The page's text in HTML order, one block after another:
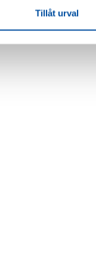
Tillåt urval